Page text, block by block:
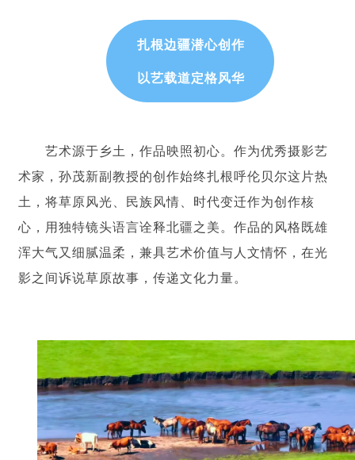
扎根边疆潜心创作
以艺载道定格风华
艺术源于乡土，作品映照初心。作为优秀摄影艺
术家，孙茂新副教授的创作始终扎根呼伦贝尔这片热
土，将草原风光、民族风情、时代变迁作为创作核
心，用独特镜头语言诠释北疆之美。作品的风格既雄
浑大气又细腻温柔，兼具艺术价值与人文情怀，在光
影之间诉说草原故事，传递文化力量。